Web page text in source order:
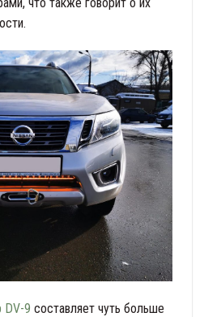
DV-9 составляет чуть больше